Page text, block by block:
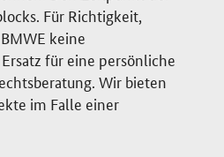
Für Richtigkeit,
keine
für eine persönliche
Wir bieten
im Falle einer